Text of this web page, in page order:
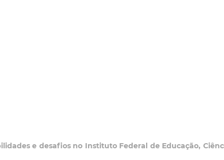
e desafios no Instituto Federal de Educação,